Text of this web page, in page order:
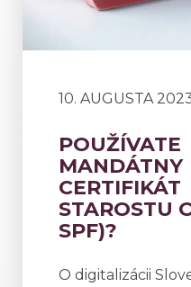
10. AUGUSTA
POUŽÍVATE
MANDÁTNY
CERTIFIKÁT
STAROSTU
SPF)?
O digitalizácii